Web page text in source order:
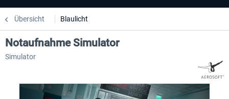
Übersicht Blaulicht
Notaufnahme Simulator
Simulator